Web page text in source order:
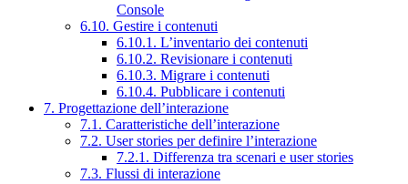
Console
6.10. Gestire i contenuti
6.10.1. L’inventario dei contenuti
6.10.2. Revisionare i contenuti
6.10.3. Migrare i contenuti
6.10.4. Pubblicare i contenuti
7. Progettazione dell’interazione
7.1. Caratteristiche dell’interazione
7.2. User stories per definire l’interazione
7.2.1. Differenza tra scenari e user stories
7.3. Flussi di interazione